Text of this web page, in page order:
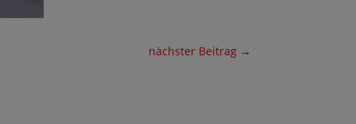
nächster Beitrag →